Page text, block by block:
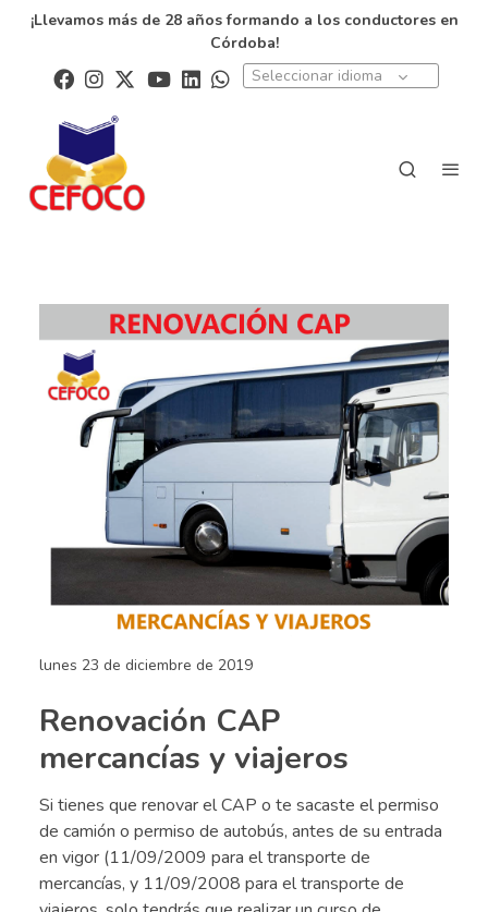
¡Llevamos más de 28 años formando a los conductores en
Córdoba!
Seleccionar idioma
lunes 23 de diciembre de 2019
Renovación CAP
mercancías y viajeros
Si tienes que renovar el CAP o te sacaste el permiso
de camión o permiso de autobús, antes de su entrada
en vigor (11/09/2009 para el transporte de
mercancías, y 11/09/2008 para el transporte de